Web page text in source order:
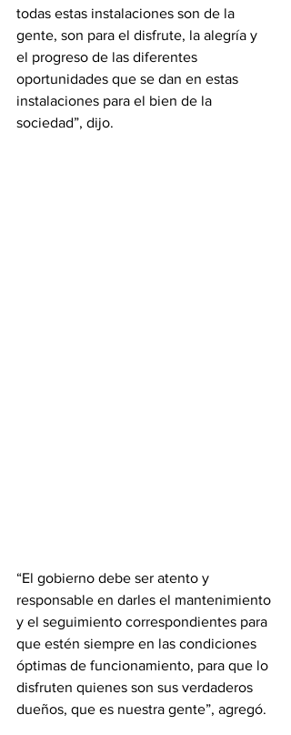
todas estas instalaciones son de la
gente, son para el disfrute, la alegría y
el progreso de las diferentes
oportunidades que se dan en estas
instalaciones para el bien de la
sociedad”, dijo.
“El gobierno debe ser atento y
responsable en darles el mantenimiento
y el seguimiento correspondientes para
que estén siempre en las condiciones
óptimas de funcionamiento, para que lo
disfruten quienes son sus verdaderos
dueños, que es nuestra gente”, agregó.